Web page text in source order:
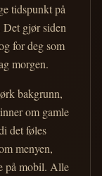
tidspunkt på
Det gjør siden
for deg som
morgen.
bakgrunn,
om gamle
det føles
menyen,
på mobil. Alle